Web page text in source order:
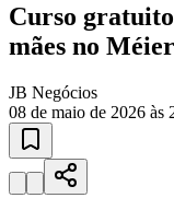
Selecione sua região
JubranBelval
VistaCalifórnia
Região
Militar
Califórnia Jardim dos
Esperança Jardim
Curso
mães no Méier
JB Negócios
08 de maio de 2026 às